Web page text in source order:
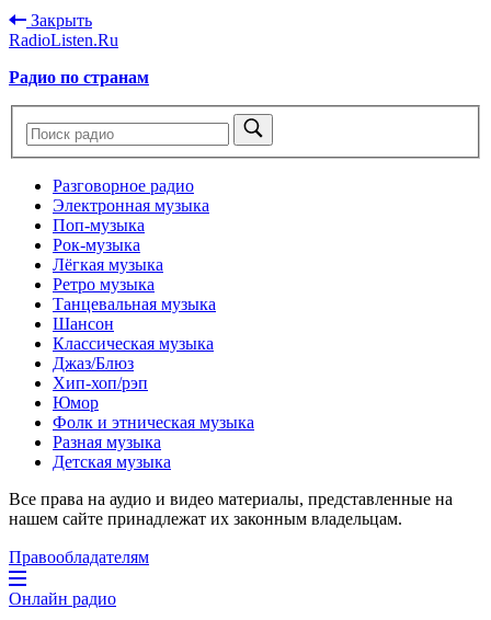
Закрыть
RadioListen.Ru
Радио по странам
Разговорное радио
Электронная музыка
Поп-музыка
Рок-музыка
Лёгкая музыка
Ретро музыка
Танцевальная музыка
Шансон
Классическая музыка
Джаз/Блюз
Хип-хоп/рэп
Юмор
Фолк и этническая музыка
Разная музыка
Детская музыка
Все права на аудио и видео материалы, представленные на
нашем сайте принадлежат их законным владельцам.
Правообладателям
Онлайн радио